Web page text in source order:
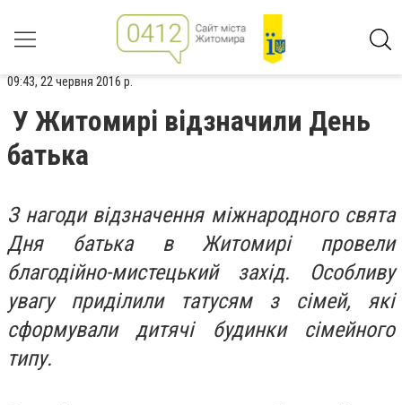
09:43, 22 червня 2016 р.
У Житомирі відзначили День
батька
З нагоди відзначення міжнародного свята
Дня батька в Житомирі провели
благодійно-мистецький захід. Особливу
увагу приділили татусям з сімей, які
сформували дитячі будинки сімейного
типу.